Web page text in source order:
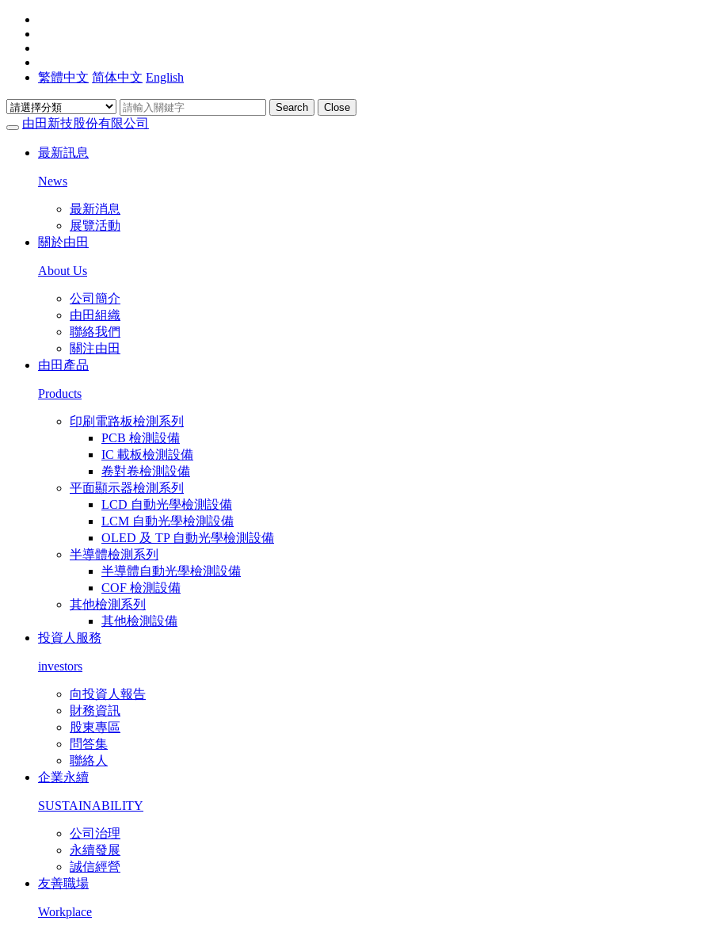
繁體中文 简体中文 English
Search Close
由田新技股份有限公司
最新訊息
News
最新消息
展覽活動
關於由田
About Us
公司簡介
由田組織
聯絡我們
關注由田
由田產品
Products
印刷電路板檢測系列
PCB 檢測設備
IC 載板檢測設備
卷對卷檢測設備
平面顯示器檢測系列
LCD 自動光學檢測設備
LCM 自動光學檢測設備
OLED 及 TP 自動光學檢測設備
半導體檢測系列
半導體自動光學檢測設備
COF 檢測設備
其他檢測系列
其他檢測設備
投資人服務
investors
向投資人報告
財務資訊
股東專區
問答集
聯絡人
企業永續
SUSTAINABILITY
公司治理
永續發展
誠信經營
友善職場
Workplace